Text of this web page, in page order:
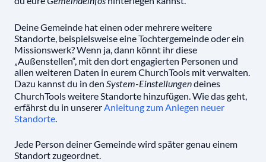
Deine Gemeinde hat einen oder mehrere weitere
Standorte, beispielsweise eine Tochtergemeinde oder ein
Missionswerk? Wenn ja, dann könnt ihr diese
„Außenstellen“, mit den dort engagierten Personen und
allen weiteren Daten in eurem ChurchTools mit verwalten.
Dazu kannst du in den System-Einstellungendeines
ChurchTools weitere Standorte hinzufügen. Wie das geht,
erfährst du in unsererAnleitung zum Anlegen neuer
Standorte.
Jede Person deiner Gemeinde wird später genau einem
Standort zugeordnet.